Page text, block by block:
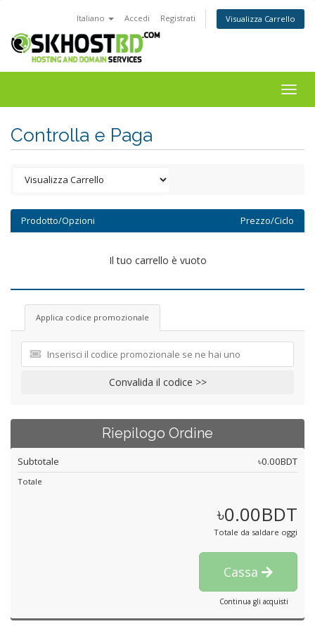
Italiano Accedi Registrati Visualizza Carrello
Controlla e Paga
Prodotto/Opzioni Prezzo/Ciclo
Il tuo carrello è vuoto
Applica codice promozionale
Convalida il codice >>
Riepilogo Ordine
Subtotale ৳0.00BDT
Totale
৳0.00BDT
Totale da saldare oggi
Cassa
Continua gli acquisti